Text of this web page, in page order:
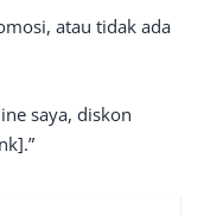
atau tidak ada
saya, diskon